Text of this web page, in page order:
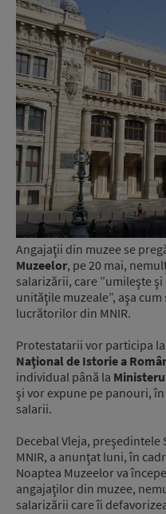
Angajaţii din muzee se
Muzeelor, pe 20 mai,
salarizării, care ”umileşte
unităţile muzeale”, aşa
lucrătorilor din MNIR.
Protestatarii vor participa
Naţional de Istorie a
individual până la
şi vor expune pe panouri,
salarii.
Decebal Vleja,
MNIR, a anunţat luni, în
Noaptea Muzeelor va
angajaţilor din muzee,
salarizării care îi